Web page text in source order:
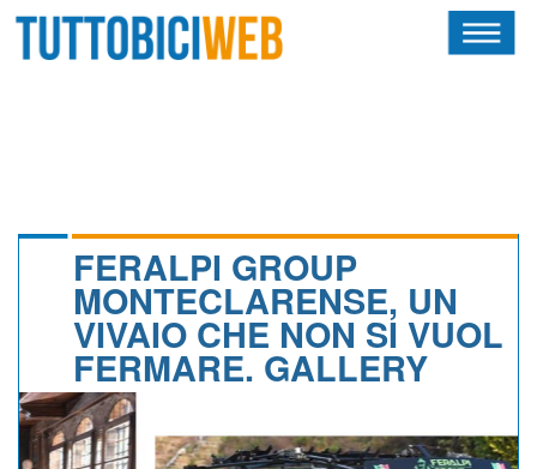
CALENDARIO
ALBI D'ORO
FERALPI GROUP
MONTECLARENSE, UN
VIVAIO CHE NON SI VUOL
FERMARE. GALLERY